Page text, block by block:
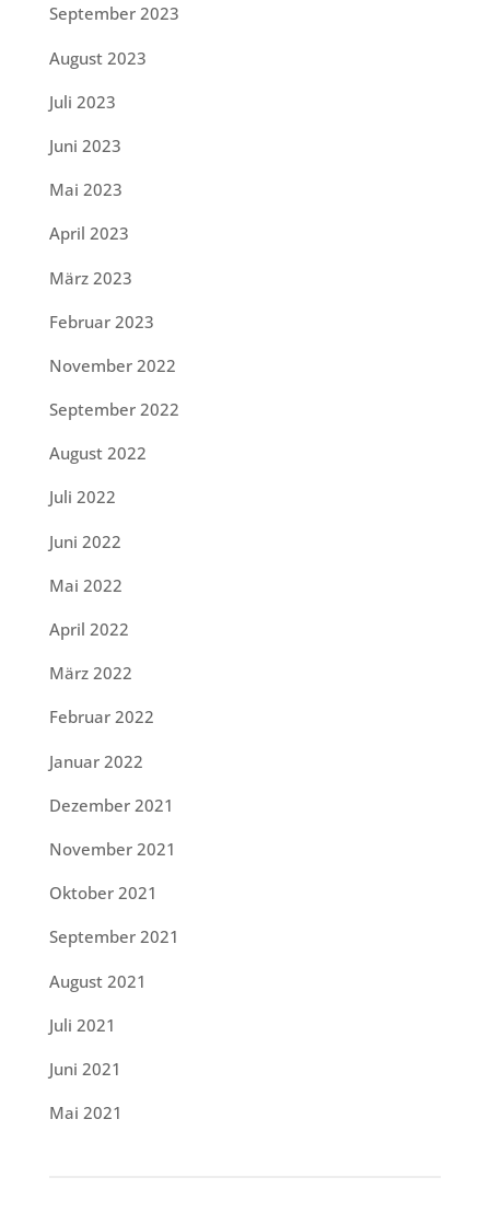
September 2023
August 2023
Juli 2023
Juni 2023
Mai 2023
April 2023
März 2023
Februar 2023
November 2022
September 2022
August 2022
Juli 2022
Juni 2022
Mai 2022
April 2022
März 2022
Februar 2022
Januar 2022
Dezember 2021
November 2021
Oktober 2021
September 2021
August 2021
Juli 2021
Juni 2021
Mai 2021